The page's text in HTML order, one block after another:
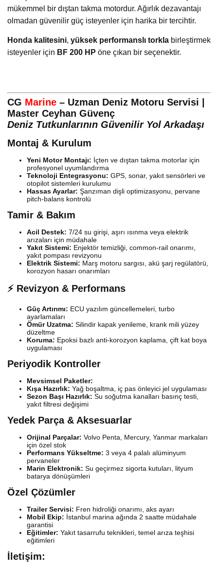
mükemmel bir dıştan takma motordur. Ağırlık dezavantajı
olmadan güvenilir güç isteyenler için harika bir tercihtir.
Honda kalitesini, yüksek performanslı torkla birleştirmek
isteyenler için BF 200 HP öne çıkan bir seçenektir.
CG Marine – Uzman Deniz Motoru Servisi |
Master Ceyhan Güvenç
Deniz Tutkunlarının Güvenilir Yol Arkadaşı
Montaj & Kurulum
Yeni Motor Montajı: İçten ve dıştan takma motorlar için
profesyonel uyumlandırma
Teknoloji Entegrasyonu: GPS, sonar, yakıt sensörleri ve
otopilot sistemleri kurulumu
Hassas Ayarlar: Şanzıman dişli optimizasyonu, pervane
pitch-balans kontrolü
Tamir & Bakım
Acil Destek: 7/24 su girişi, aşırı ısınma veya elektrik
arızaları için müdahale
Yakıt Sistemi: Enjektör temizliği, common-rail onarımı,
yakıt pompası revizyonu
Elektrik Sistemi: Marş motoru sargısı, akü şarj regülatörü,
korozyon hasarı onarımları
⚡ Revizyon & Performans
Güç Artırımı: ECU yazılım güncellemeleri, turbo
ayarlamaları
Ömür Uzatma: Silindir kapak yenileme, krank mili yüzey
düzeltme
Koruma: Epoksi bazlı anti-korozyon kaplama, çift kat boya
uygulaması
Periyodik Kontroller
Mevsimsel Paketler:
Kışa Hazırlık: Yağ boşaltma, iç pas önleyici jel uygulaması
Sezon Başı Hazırlık: Su soğutma kanalları basınç testi,
yakıt filtresi değişimi
Yedek Parça & Aksesuarlar
Orijinal Parçalar: Volvo Penta, Mercury, Yanmar markaları
için özel stok
Performans Yükseltme: 3 veya 4 palalı alüminyum
pervaneler
Marin Elektronik: Su geçirmez sigorta kutuları, lityum
batarya dönüşümleri
Özel Çözümler
Trailer Servisi: Fren hidroliği onarımı, aks ayarı
Mobil Ekip: İstanbul marina ağında 2 saatte müdahale
garantisi
Eğitimler: Yakıt tasarrufu teknikleri, temel arıza teşhisi
eğitimleri
İletişim: